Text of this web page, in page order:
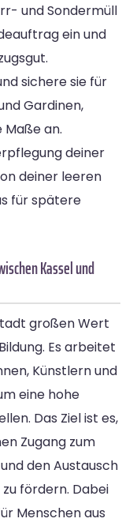
und Sondermüll
ein und
sichere sie für
Gardinen,
Maße an.
deiner
deiner leeren
für spätere
Kassel und
großen Wert
Es arbeitet
Künstlern und
eine hohe
Das Ziel ist es,
Zugang zum
den Austausch
fördern. Dabei
Menschen aus